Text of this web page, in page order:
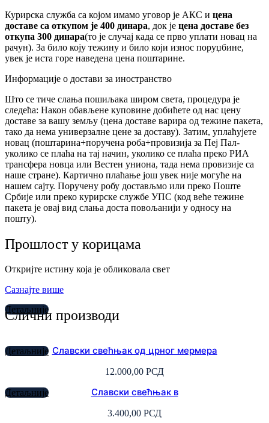
Курирска служба са којом имамо уговор је АКС и цена
доставе са откупом је 400 динара, док је цена доставе без
откупа 300 динара(то је случај када се прво уплати новац на
рачун). За било коју тежину и било који износ поруџбине,
увек је иста горе наведена цена поштарине.
Информације о достави за иностранство
Што се тиче слања пошиљака широм света, процедура је
следећа: Након обављене куповине добићете од нас цену
доставе за вашу земљу (цена доставе варира од тежине пакета,
тако да нема универзалне цене за доставу). Затим, уплаћујете
новац (поштарина+поручена роба+провизија за Пеј Пал-
уколико се плаћа на тај начин, уколико се плаћа преко РИА
трансфера новца или Вестен униона, тада нема провизије са
наше стране). Картично плаћање још увек није могуће на
нашем сајту. Поручену робу достављмо или преко Поште
Србије или преко курирске службе УПС (код веће тежине
пакета је овај вид слања доста повољанији у односу на
пошту).
Прошлост у корицама
Откријте истину која је обликовала свет
Сазнајте више
Слични производи
Детаљније
Славски свећњак од црног мермера
12.000,00 РСД
Детаљније
Славски свећњак в
3.400,00 РСД
Детаљније